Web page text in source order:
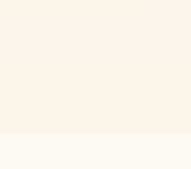
en